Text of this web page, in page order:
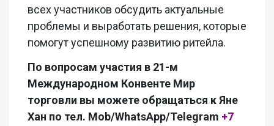
всех участников обсудить актуальные
проблемы и выработать решения, которые
помогут успешному развитию ритейла.
По вопросам участия в 21-м
Международном Конвенте Мир
торговли вы можете обращаться к Яне
Хан по тел. Mob/WhatsApp/Telegram +7